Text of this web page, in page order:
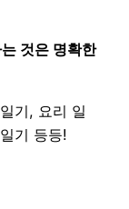
것은 명확한
기, 요리 일
기 등등!